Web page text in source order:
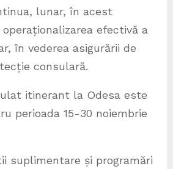
lunar, în acest
efectivă a
în vederea asigurării de
consulară.
itinerant la Odesa este
perioada 15-30 noiembrie
suplimentare și programări